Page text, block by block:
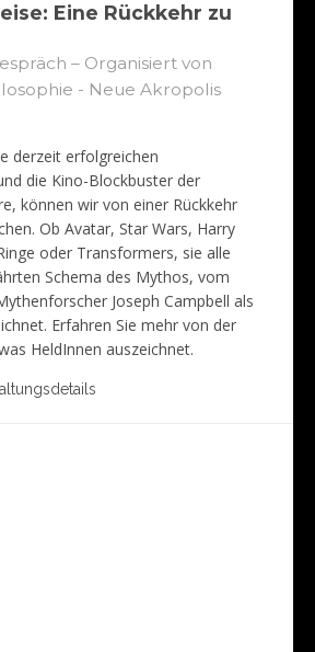
Eine Rückkehr zu
– Organisiert von
- Neue Akropolis
derzeit erfolgreichen
die Kino-Blockbuster der
können wir von einer Rückkehr
Ob Avatar, Star Wars, Harry
oder Transformers, sie alle
Schema des Mythos, vom
Joseph Campbell als
Erfahren Sie mehr von der
HeldInnen auszeichnet.